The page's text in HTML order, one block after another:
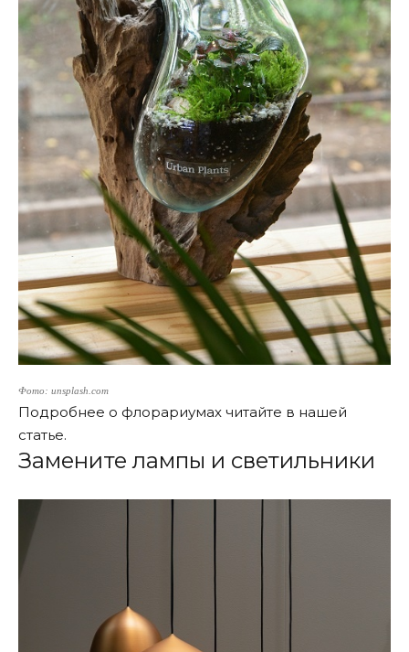
Фото: unsplash.com
Подробнее о флорариумах читайте в нашей
статье.
Замените лампы и светильники